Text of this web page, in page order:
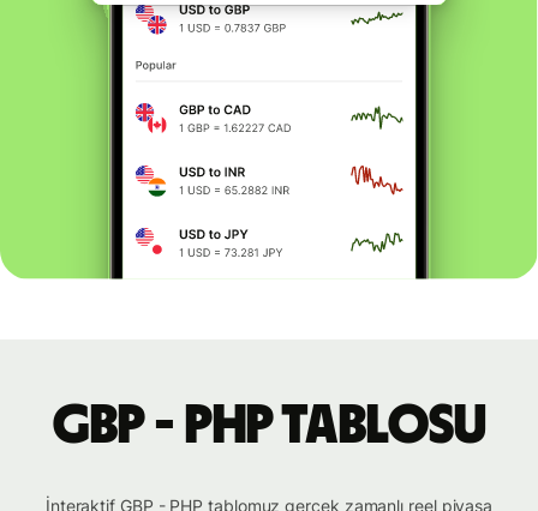
GBP - PHP tablosu
İnteraktif GBP - PHP tablomuz gerçek zamanlı reel piyasa